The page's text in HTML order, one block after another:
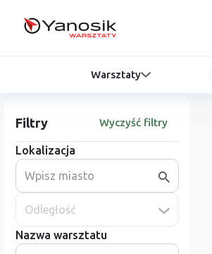
Warsztaty
Filtry Wyczyść filtry
Lokalizacja
Odległość
Nazwa warsztatu